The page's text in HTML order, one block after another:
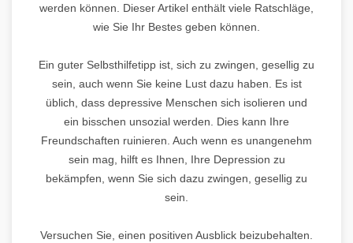
werden können. Dieser Artikel enthält viele Ratschläge,
wie Sie Ihr Bestes geben können.
Ein guter Selbsthilfetipp ist, sich zu zwingen, gesellig zu
sein, auch wenn Sie keine Lust dazu haben. Es ist
üblich, dass depressive Menschen sich isolieren und
ein bisschen unsozial werden. Dies kann Ihre
Freundschaften ruinieren. Auch wenn es unangenehm
sein mag, hilft es Ihnen, Ihre Depression zu
bekämpfen, wenn Sie sich dazu zwingen, gesellig zu
sein.
Versuchen Sie, einen positiven Ausblick beizubehalten.